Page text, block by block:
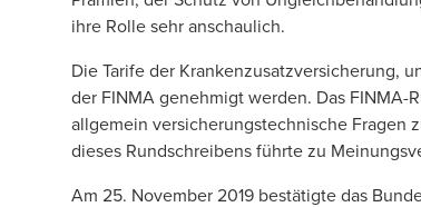
ihre Rolle sehr anschaulich.
Die Tarife der Krankenzusatzversicherung,
der FINMA genehmigt werden. Das
allgemein versicherungstechnische Fragen
dieses Rundschreibens führte zu
Am 25. November 2019 bestätigte das